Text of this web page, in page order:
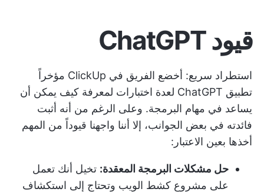
قيود ChatGPT
استطراد سريع: أخضع الفريق في ClickUp مؤخراً
تطبيق ChatGPT لعدة اختبارات لمعرفة كيف يمكن أن
يساعد في مهام البرمجة. وعلى الرغم من أنه أثبت
فائدته في بعض الجوانب، إلا أننا واجهنا قيوداً من المهم
أخذها بعين الاعتبار:
حل مشكلات البرمجة المعقدة: تخيل أنك تعمل
على مشروع كشط الويب وتحتاج إلى استكشاف